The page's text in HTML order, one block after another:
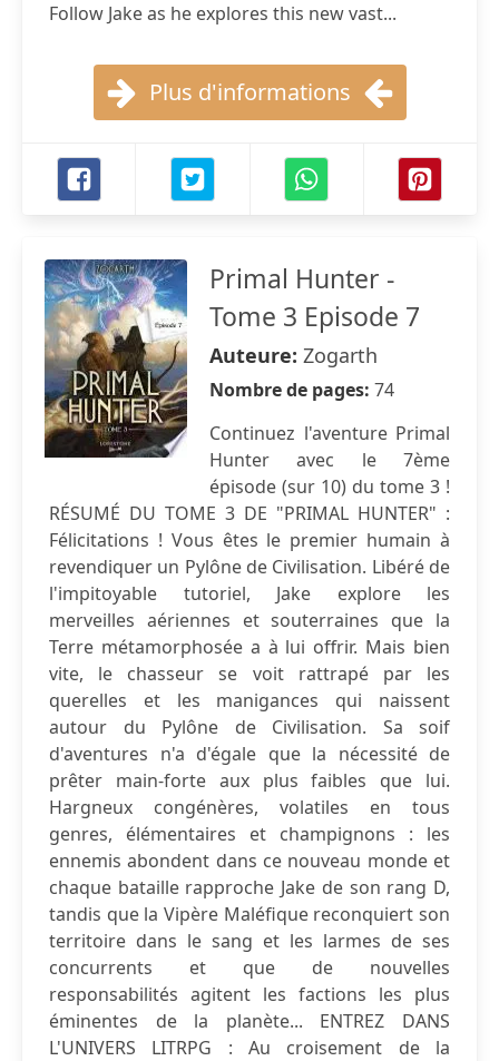
Follow Jake as he explores this new vast...
Plus d'informations
Primal Hunter -
Tome 3 Episode 7
Auteure: Zogarth
Nombre de pages: 74
Continuez l'aventure Primal
Hunter avec le 7ème
épisode (sur 10) du tome 3 !
RÉSUMÉ DU TOME 3 DE "PRIMAL HUNTER" :
Félicitations ! Vous êtes le premier humain à
revendiquer un Pylône de Civilisation. Libéré de
l'impitoyable tutoriel, Jake explore les
merveilles aériennes et souterraines que la
Terre métamorphosée a à lui offrir. Mais bien
vite, le chasseur se voit rattrapé par les
querelles et les manigances qui naissent
autour du Pylône de Civilisation. Sa soif
d'aventures n'a d'égale que la nécessité de
prêter main-forte aux plus faibles que lui.
Hargneux congénères, volatiles en tous
genres, élémentaires et champignons : les
ennemis abondent dans ce nouveau monde et
chaque bataille rapproche Jake de son rang D,
tandis que la Vipère Maléfique reconquiert son
territoire dans le sang et les larmes de ses
concurrents et que de nouvelles
responsabilités agitent les factions les plus
éminentes de la planète... ENTREZ DANS
L'UNIVERS LITRPG : Au croisement de la